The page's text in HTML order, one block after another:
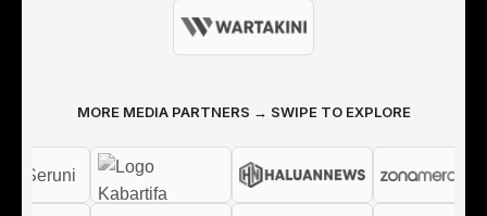
MORE MEDIA PARTNERS → SWIPE TO EXPLORE